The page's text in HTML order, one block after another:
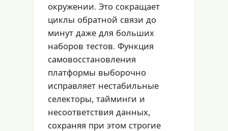
окружении. Это сокращает
циклы обратной связи до
минут даже для больших
наборов тестов. Функция
самовосстановления
платформы выборочно
исправляет нестабильные
селекторы, тайминги и
несоответствия данных,
сохраняя при этом строгие